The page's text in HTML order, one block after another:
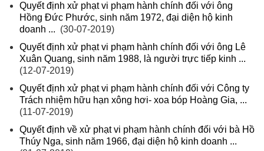
Quyết định xử phạt vi phạm hành chính đối với ông
Hồng Đức Phước, sinh năm 1972, đại diện hộ kinh
doanh ... (30-07-2019)
Quyết định xử phạt vi phạm hành chính đối với ông Lê
Xuân Quang, sinh năm 1988, là người trực tiếp kinh ...
(12-07-2019)
Quyết định xử phạt vi phạm hành chính đối với Công ty
Trách nhiệm hữu hạn xông hơi- xoa bóp Hoàng Gia, ...
(11-07-2019)
Quyết định về xử phạt vi phạm hành chính đối với bà Hồ
Thúy Nga, sinh năm 1966, đại diện hộ kinh doanh ...